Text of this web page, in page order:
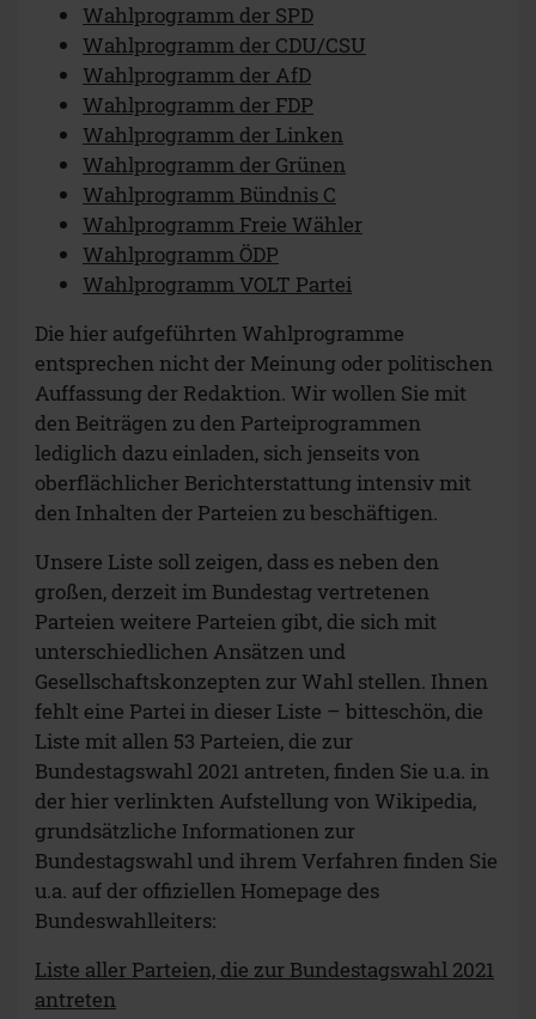
Wahlprogramm der SPD
Wahlprogramm der CDU/CSU
Wahlprogramm der AfD
Wahlprogramm der FDP
Wahlprogramm der Linken
Wahlprogramm der Grünen
Wahlprogramm Bündnis C
Wahlprogramm Freie Wähler
Wahlprogramm ÖDP
Wahlprogramm VOLT Partei
Die hier aufgeführten Wahlprogramme
entsprechen nicht der Meinung oder politischen
Auffassung der Redaktion. Wir wollen Sie mit
den Beiträgen zu den Parteiprogrammen
lediglich dazu einladen, sich jenseits von
oberflächlicher Berichterstattung intensiv mit
den Inhalten der Parteien zu beschäftigen.
Unsere Liste soll zeigen, dass es neben den
großen, derzeit im Bundestag vertretenen
Parteien weitere Parteien gibt, die sich mit
unterschiedlichen Ansätzen und
Gesellschaftskonzepten zur Wahl stellen. Ihnen
fehlt eine Partei in dieser Liste – bitteschön, die
Liste mit allen 53 Parteien, die zur
Bundestagswahl 2021 antreten, finden Sie u.a. in
der hier verlinkten Aufstellung von Wikipedia,
grundsätzliche Informationen zur
Bundestagswahl und ihrem Verfahren finden Sie
u.a. auf der offiziellen Homepage des
Bundeswahlleiters:
Liste aller Parteien, die zur Bundestagswahl 2021
antreten